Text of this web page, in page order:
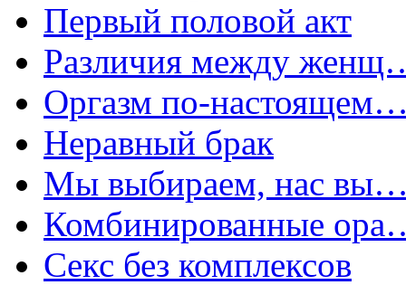
Первый половой акт
Различия между
Оргазм по-
Неравный брак
Мы выбираем, нас
Комбинированные
Секс без комплексов